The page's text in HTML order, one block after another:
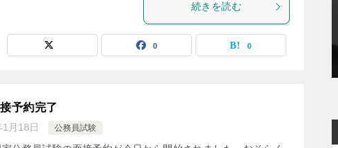
続きを読む
0 0
予約完了
月18日 公務員試験